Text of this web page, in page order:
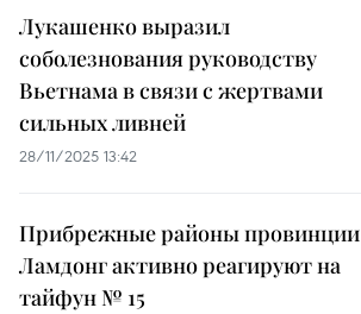
Лукашенко выразил
соболезнования руководству
Вьетнама в связи с жертвами
сильных ливней
28/11/2025 13:42
Прибрежные районы провинции
Ламдонг активно реагируют на
тайфун № 15